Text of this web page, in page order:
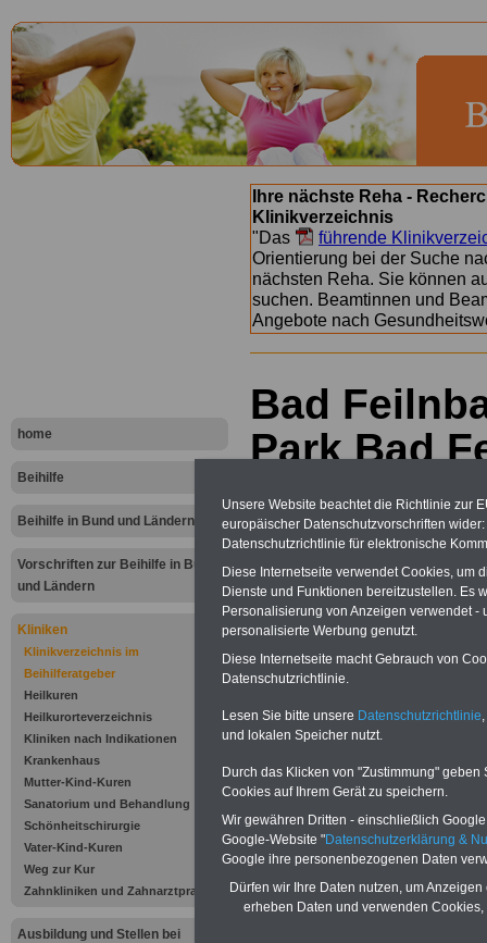
home
Beihilfe
Beihilfe in Bund und Ländern
Vorschriften zur Beihilfe in Bund
und Ländern
Kliniken
Klinikverzeichnis im
Beihilferatgeber
Heilkuren
Heilkurorteverzeichnis
Kliniken nach Indikationen
Krankenhaus
Mutter-Kind-Kuren
Sanatorium und Behandlung
Schönheitschirurgie
Vater-Kind-Kuren
Weg zur Kur
Zahnkliniken und Zahnarztpraxen
Ausbildung und Stellen bei
Ihre nächste Reha -
Klinikverzeichnis
"Das
führende
Orientierung bei der Suche
nächsten Reha. Sie können
suchen. Beamtinnen und
Angebote nach
Bad
Park Bad
Blumenhof
Medical Park
Bad Feilnbach
Blumenhof
83075 Bad
Tel.: 0 80 66 /
Fax: 0 800 / 680
Unsere Website beachtet die Richtlinie zur
europäischer Datenschutzvorschriften
Datenschutzrichtlinie für elektronische
Diese Internetseite verwendet Cookies, um
Dienste und Funktionen bereitzustellen. Es
Personalisierung von Anzeigen verwendet
personalisierte Werbung genutzt.
Diese Internetseite macht Gebrauch von
Datenschutzrichtlinie.
Lesen Sie bitte unsere Datenschutzrichtlinie
und lokalen Speicher nutzt.
Durch das Klicken von "Zustimmung"
Cookies auf Ihrem Gerät zu speichern.
Wir gewähren Dritten - einschließlich
Google-Website "Datenschutzerklärung &
Google ihre personenbezogenen Daten
Dürfen wir Ihre Daten nutzen, um
erheben Daten und verwenden